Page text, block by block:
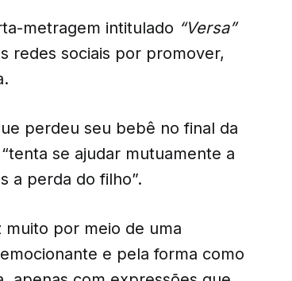
metragem intitulado “Versa”
redes sociais por promover,
perdeu seu bebê no final da
se ajudar mutuamente a
a perda do filho”.
muito por meio de uma
e pela forma como